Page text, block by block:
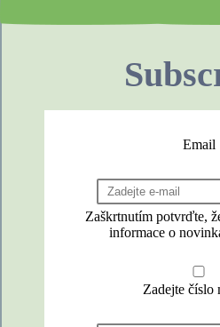
Email
Zaškrtnutím potvrďte,
informace o
Zadejte číslo